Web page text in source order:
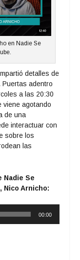
en Nadie Se
detalles de
Puertas adentro
a las 20:30
viene agotando
de una
interactuar con
sobre los
las
Nadie Se
Nico Arnicho:
00:00